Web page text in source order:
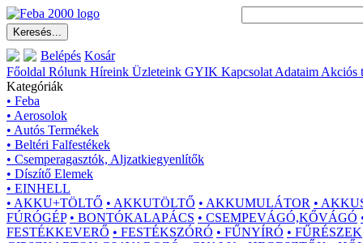
Belépés Kosár
Főoldal Rólunk Híreink Üzleteink GYIK Kapcsolat Adataim Akciós
Kategóriák
• Feba
• Aerosolok
• Autós Termékek
• Beltéri Falfestékek
• Csemperagasztók, Aljzatkiegyenlítők
• Díszítő Elemek
• EINHELL
• AKKU+TÖLTŐ • AKKUTÖLTŐ • AKKUMULÁTOR •
FÚRÓGÉP • BONTÓKALAPÁCS • CSEMPEVÁGÓ,KŐVÁGÓ
FESTÉKKEVERŐ • FESTÉKSZÓRÓ • FŰNYÍRÓ • FŰRÉSZEK